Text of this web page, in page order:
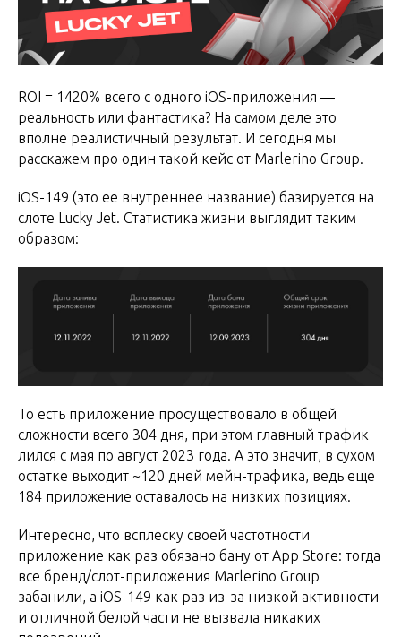
ROI = 1420% всего с одного iOS-приложения —
реальность или фантастика? На самом деле это
вполне реалистичный результат. И сегодня мы
расскажем про один такой кейс от Marlerino Group.
iOS-149 (это ее внутреннее название) базируется на
слоте Lucky Jet. Статистика жизни выглядит таким
образом:
То есть приложение просуществовало в общей
сложности всего 304 дня, при этом главный трафик
лился с мая по август 2023 года. А это значит, в сухом
остатке выходит ~120 дней мейн-трафика, ведь еще
184 приложение оставалось на низких позициях.
Интересно, что всплеску своей частотности
приложение как раз обязано бану от App Store: тогда
все бренд/слот-приложения Marlerino Group
забанили, а iOS-149 как раз из-за низкой активности
и отличной белой части не вызвала никаких